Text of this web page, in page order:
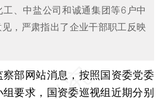
、中盐公司和诚通集团等6户中
，严肃指出了企业干部职工反映
部网站消息，按照国资委党委
要求，国资委巡视组近期分别